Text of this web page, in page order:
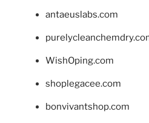
antaeuslabs.com
WishOping.com
shoplegacee.com
bonvivantshop.com